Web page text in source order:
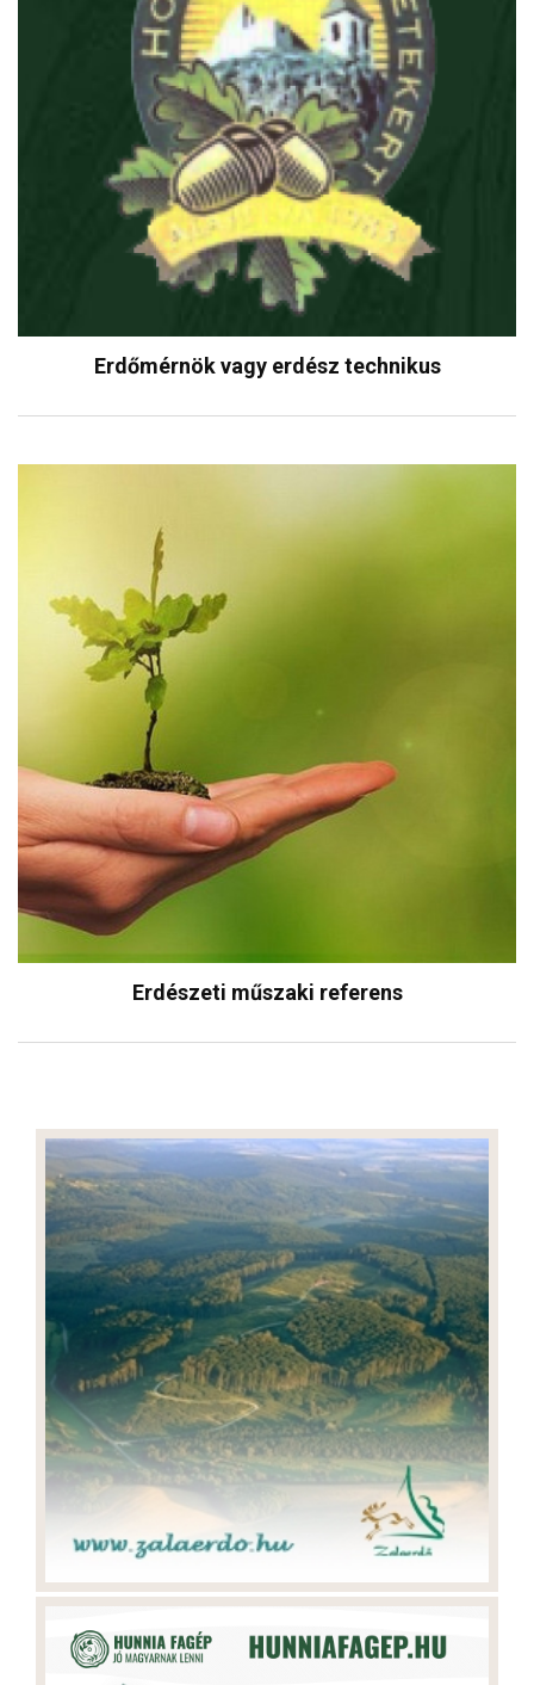
Erdőmérnök vagy erdész technikus
Erdészeti műszaki referens